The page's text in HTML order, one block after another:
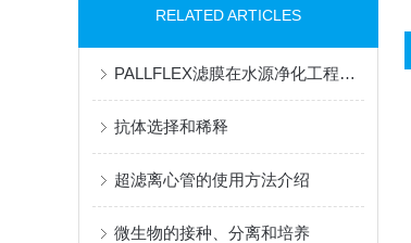
RELATED ARTICLES
PALLFLEX滤膜在水源净化工程中的应用与清洁技术探索
抗体选择和稀释
超滤离心管的使用方法介绍
微生物的接种、分离和培养